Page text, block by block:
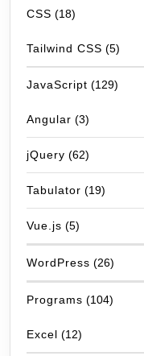
CSS (18)
Tailwind CSS (5)
JavaScript (129)
Angular (3)
jQuery (62)
Tabulator (19)
Vue.js (5)
WordPress (26)
Programs (104)
Excel (12)